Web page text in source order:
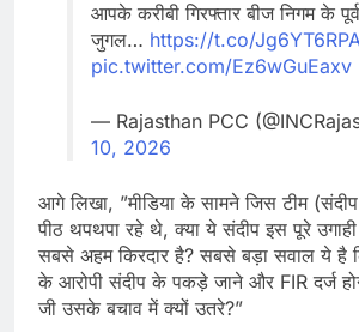
आपके करीबी गिरफ्तार बीज निगम के
जुगल… https://t.co/
pic.twitter.com/Ez6wGuEaxv
— Rajasthan PCC
10, 2026
आगे लिखा, ”मीडिया के सामने जिस टीम
पीठ थपथपा रहे थे, क्या ये संदीप इस पूरे
सबसे अहम किरदार है? सबसे बड़ा सवाल ये है
के आरोपी संदीप के पकड़े जाने और FIR दर्ज
जी उसके बचाव में क्यों उतरे?”